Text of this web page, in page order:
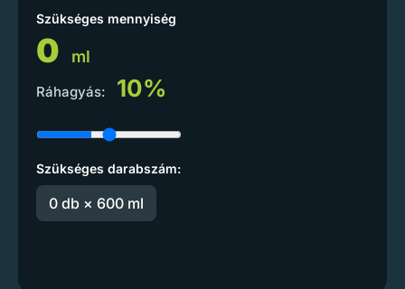
Szükséges mennyiség
0 ml
Ráhagyás: 10%
Szükséges darabszám:
0 db × 600 ml